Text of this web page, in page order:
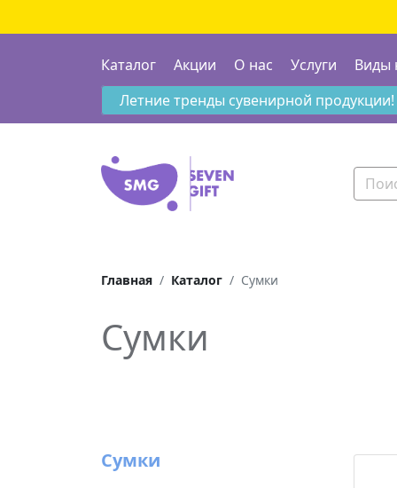
Каталог Акции О нас Услуги Виды
Летние тренды сувенирной продукции!
Главная Каталог Сумки
Сумки
Сумки